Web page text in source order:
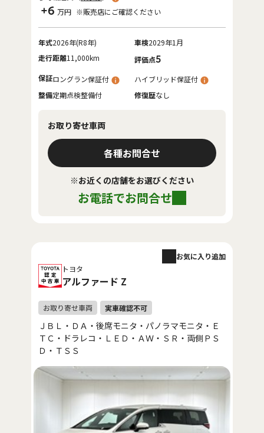
+6 万円 ※販売店にご確認ください
年式2026年(R8年) 車検2029年1月
走行距離11,000km 評価点5
保証ロングラン保証付
ハイブリッド保証付
整備定期点検整備付 修復歴なし
お取り寄せ車両
各種お問合せ
※お近くの店舗をお選びください
お電話でお問合せ
トヨタ
アルファード Z
お気に入り追加
ＪＢＬ・ＤＡ・後席モニタ・パノラマモニタ・Ｅ
ＴＣ・ドラレコ・ＬＥＤ・ＡＷ・ＳＲ・両側ＰＳ
Ｄ・ＴＳＳ